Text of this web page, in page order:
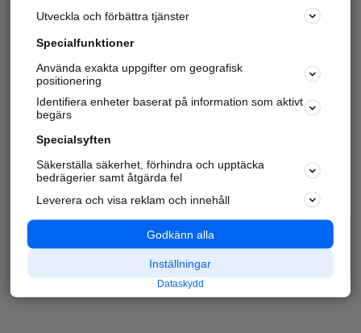
Utveckla och förbättra tjänster
Specialfunktioner
Använda exakta uppgifter om geografisk
positionering
Identifiera enheter baserat på information som aktivt
begärs
Specialsyften
Säkerställa säkerhet, förhindra och upptäcka
bedrägerier samt åtgärda fel
Leverera och visa reklam och innehåll
Godkänn alla
Inställningar
Dataskydd